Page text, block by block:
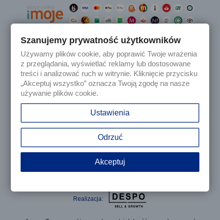
Produkty 
Nasza firma 
© 2025 - Sklep internetowy Tomczesci.pl. Wszelkie prawa
Realizacja:
Szanujemy prywatność użytkowników
Używamy plików cookie, aby poprawić Twoje wrażenia
z przeglądania, wyświetlać reklamy lub dostosowane
treści i analizować ruch w witrynie. Kliknięcie przycisku
„Akceptuj wszystko” oznacza Twoją zgodę na nasze
używanie plików cookie.
Ustawienia
Odrzuć
Akceptuj